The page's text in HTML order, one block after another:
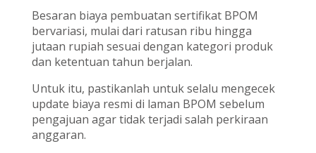
Besaran biaya pembuatan sertifikat BPOM
bervariasi, mulai dari ratusan ribu hingga
jutaan rupiah sesuai dengan kategori produk
dan ketentuan tahun berjalan.
Untuk itu, pastikanlah untuk selalu mengecek
update biaya resmi di laman BPOM sebelum
pengajuan agar tidak terjadi salah perkiraan
anggaran.